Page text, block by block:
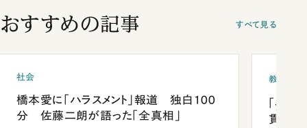
おすすめの記事 すべて見る
社会
橋本愛に「ハラスメント」報道 独白100
分 佐藤二朗が語った「全真相」
教育
「早
貫校へ